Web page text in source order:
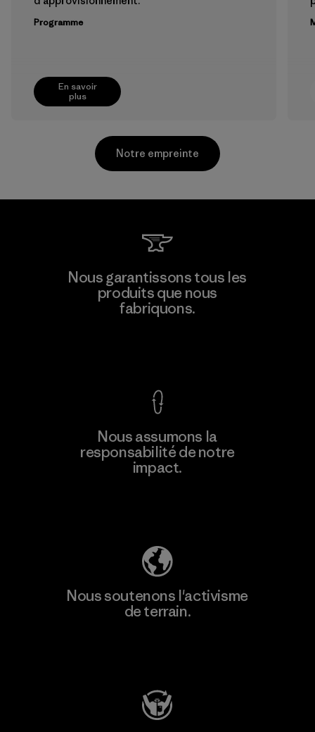
En savoir
plus
Programme
Toyota Tsusho
Material-supplier
Notre empreinte
Nous garantissons tous les
produits que nous
fabriquons.
Nous assumons la
responsabilité de notre
impact.
Nous soutenons l'activisme
de terrain.